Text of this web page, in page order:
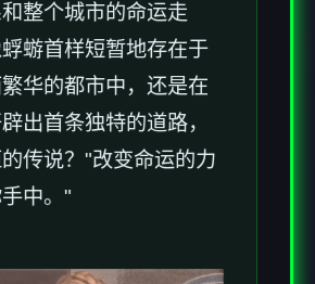
整个城市的命运走
蝣首样短暂地存在于
华的都市中，还是在
出首条独特的道路，
传说？"改变命运的力
中。"